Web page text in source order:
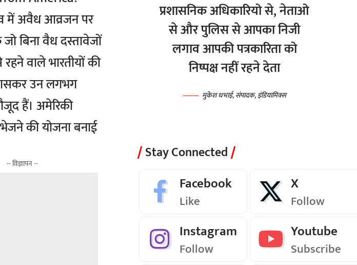
में अवैध आव्रजन पर
बिना वैध दस्तावेजों
वाले भारतीयों की
उन लगभग
हैं। अमेरिकी
की योजना बनाई
-- विज्ञापन --
प्रशासनिक अधिकारियो से, नेताओ
से और पुलिस से आपका निजी
लगाव आपकी पत्रकारिता को
निष्पक्ष नहीं रहने देता
मुकेश धभाई, संपादक, इंडियामिक्स
Stay Connected
Facebook
Like
X
Follow
Instagram
Follow
Youtube
Subscribe